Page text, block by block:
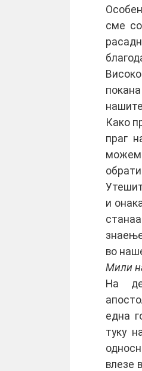
сме
Како
праг
и
во
Мили
На
една
туку
влезе